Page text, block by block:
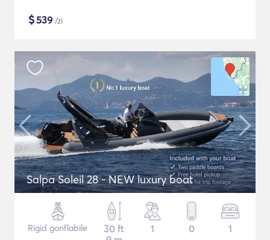
$539 /zi
Salpa Soleil 28 - NEW luxury boat
Rigid gonflabile
30 ft
1 0 1